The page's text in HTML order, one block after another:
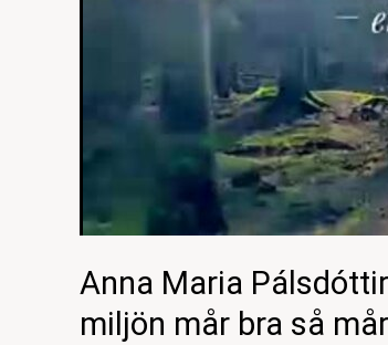
Anna Maria
miljön mår bra så